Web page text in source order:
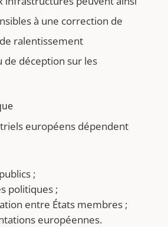
à une correction de
ralentissement
de déception sur les
européens dépendent
;
politiques ;
entre États membres ;
européennes.